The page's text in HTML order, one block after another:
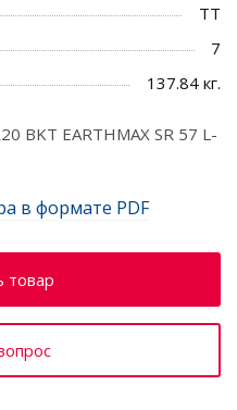
TT
7
137.84 кг.
BKT EARTHMAX SR 57 L-
в формате PDF
товар